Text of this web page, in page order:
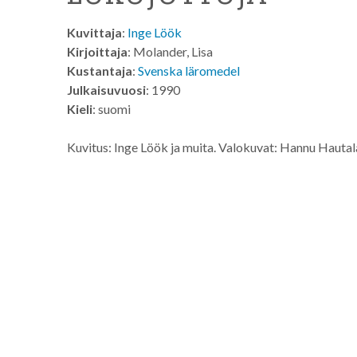
Kuvittaja: Inge Löök
Kirjoittaja: Molander, Lisa
Kustantaja: Svenska läromedel
Julkaisuvuosi: 1990
Kieli: suomi
Kuvitus: Inge Löök ja muita. Valokuvat: Hannu